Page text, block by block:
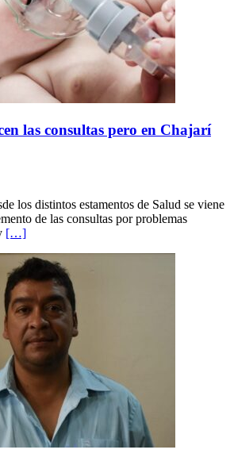
las consultas pero en Chajarí
los distintos estamentos de Salud se viene
de las consultas por problemas
[…]